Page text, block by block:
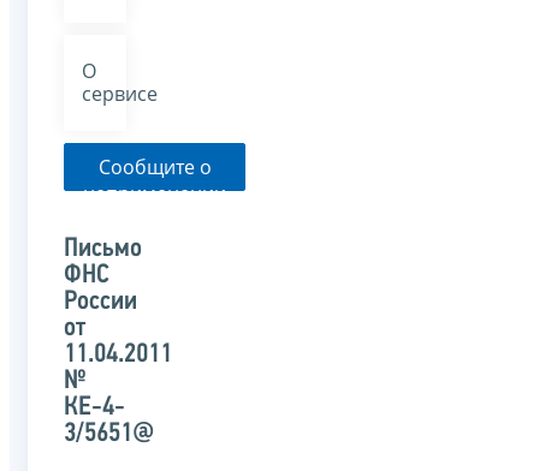
О
сервисе
Сообщите о
неприменении
органом
указанного
письма
Письмо
ФНС
России
от
11.04.2011
№
КЕ-4-
3/5651@